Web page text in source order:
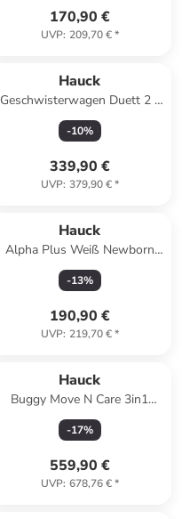
170,90 €
UVP: 209,70 €*
Hauck
Geschwisterwagen Duett 2 -
Black in schwarz
-10%
339,90 €
UVP: 379,90 €*
Hauck
Alpha Plus Weiß Newborn
Set Deluxe in weiss,grau
-13%
190,90 €
UVP: 219,70 €*
Hauck
Buggy Move N Care 3in1
Travel Set in brown
-17%
559,90 €
UVP: 678,76 €*